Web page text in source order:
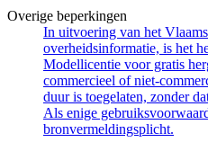
Overige beperkingen
In uitvoering van het
overheidsinformatie, is het
Modellicentie voor gratis
commercieel of niet-
duur is toegelaten, zonder
Als enige
bronvermeldingsplicht.